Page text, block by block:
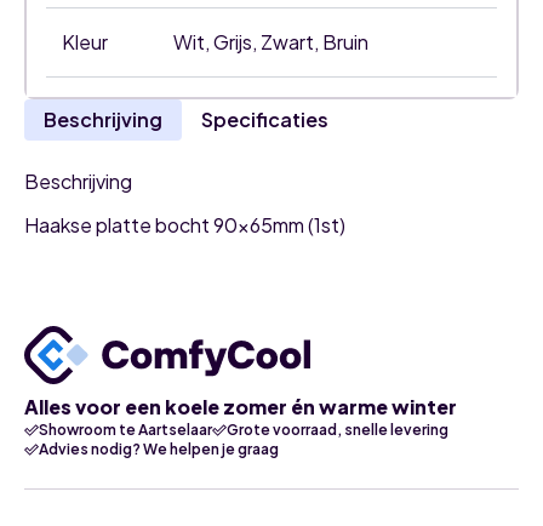
aantal
Kleur Wit, Grijs, Zwart, Bruin
Beschrijving Specificaties
Beschrijving
Haakse platte bocht 90x65mm (1st)
Alles voor een koele zomer én warme winter
Showroom te Aartselaar
Grote voorraad, snelle levering
Advies nodig? We helpen je graag